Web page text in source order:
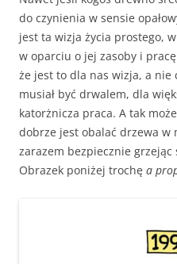
do czynienia w sensie
jest ta wizja życia prostego,
w oparciu o jej zasoby i
że jest to dla nas wizja, a nie
musiał być drwalem, dla
katorżnicza praca. A tak
dobrze jest obalać drzewa w
zarazem bezpiecznie grzejąc
Obrazek poniżej trochę a